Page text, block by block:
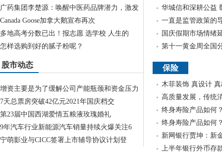
广药集团李楚源：唤醒中医药品牌潜力，激发
Canada Goose加拿大鹅宣布再次
多地高考分数已出！报志愿 选学校 人生的
怎样选购到好的腻子粉呢？
股市动态
增资主要是为了缓解公司产能瓶颈和资金压力
7天总票房突破42亿元2021年国庆档交
第23届中国西湖爱情五粮液玫瑰婚礼
9年汽车行业新能源汽车销量持续火爆关注6
宁萌影业与CICC签署上市辅导协议计划登
华城信和深耕公益
一直是监管政策的
国庆假期市场情绪
第十一黄金周全国
保险
木菲装饰 真设计
高质量发展，传统
终身寿险产品如何
终身寿险产品如何
新网银行贾坤：新
上半年银行外币存